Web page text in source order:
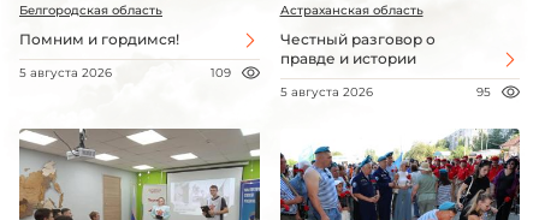
Белгородская область
Помним и гордимся!
5 августа 2026 109
Астраханская область
Честный разговор о
правде и истории
5 августа 2026 95